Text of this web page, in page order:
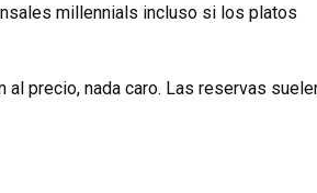
millennials incluso si los platos
al precio, nada caro. Las reservas